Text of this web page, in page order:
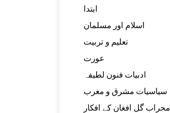
ابتدا
اسلام اور مسلمان
تعلیم و تربیت
عورت
ادبیات فنون لطیفہ
سیاسیات مشرق و مغرب
محراب گل افغان کے افکار